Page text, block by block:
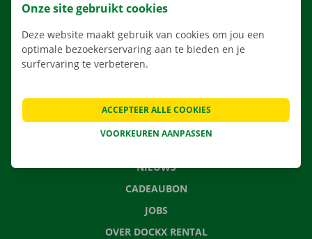
LOCATIES
APP
VERHUISOPLOSSINGEN
CONTACTEER ONS
NIEUWS
CADEAUBON
JOBS
OVER DOCKX RENTAL
Onze site gebruikt cookies
Deze website maakt gebruik van cookies om jou een
optimale bezoekerservaring aan te bieden en je
surfervaring te verbeteren.
VOORKEUREN AANPASSEN
ACCEPTEER ALLE COOKIES